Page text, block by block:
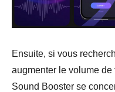
Ensuite, si vous
augmenter le volume
Sound Booster se